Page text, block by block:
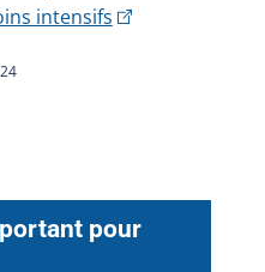
intensifs
pour